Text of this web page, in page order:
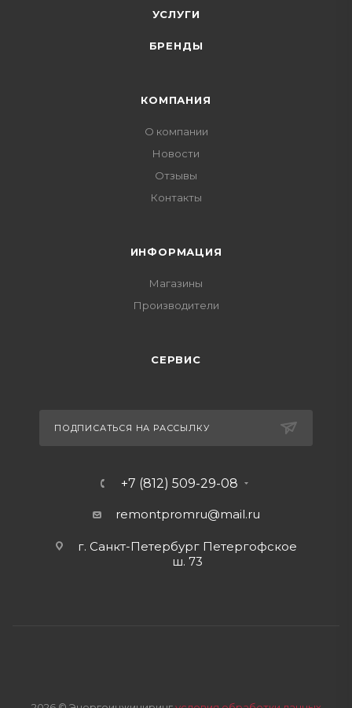
УСЛУГИ
БРЕНДЫ
КОМПАНИЯ
О компании
Новости
Отзывы
Контакты
ИНФОРМАЦИЯ
Магазины
Производители
СЕРВИС
ПОДПИСАТЬСЯ НА РАССЫЛКУ
+7 (812) 509-29-08
remontpromru@mail.ru
г. Санкт-Петербург Петергофское
ш. 73